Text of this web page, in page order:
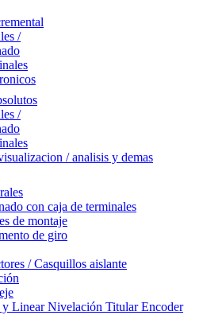
/
/
/ analisis y demas
con caja de terminales
de montaje
de giro
/ Casquillos aislante
y Linear Nivelación Titular Encoder